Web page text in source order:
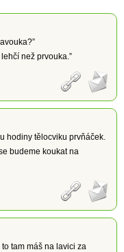
než prvouka.”
hodiny tělocviku prvňáček.
budeme koukat na
tam máš na lavici za